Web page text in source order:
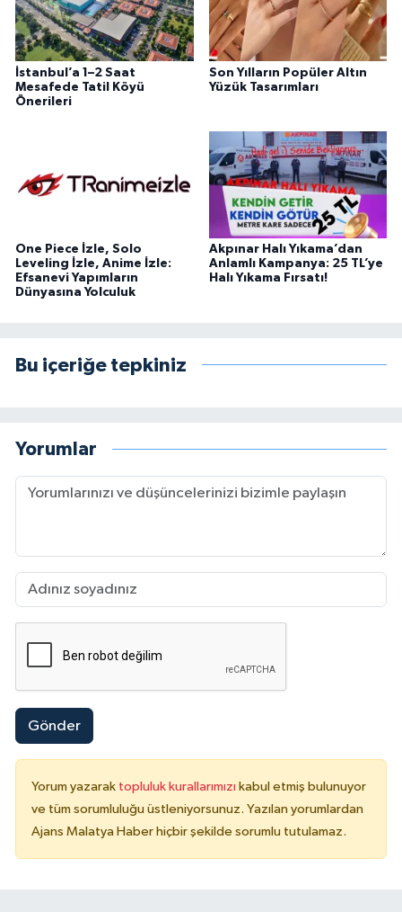
İstanbul’a 1–2 Saat
Mesafede Tatil Köyü
Önerileri
Son Yılların Popüler Altın
Yüzük Tasarımları
One Piece İzle, Solo
Leveling İzle, Anime İzle:
Efsanevi Yapımların
Dünyasına Yolculuk
Akpınar Halı Yıkama’dan
Anlamlı Kampanya: 25 TL’ye
Halı Yıkama Fırsatı!
Bu içeriğe tepkiniz
Yorumlar
Gönder
Yorum yazarak topluluk kurallarımızı kabul etmiş bulunuyor
ve tüm sorumluluğu üstleniyorsunuz. Yazılan yorumlardan
Ajans Malatya Haber hiçbir şekilde sorumlu tutulamaz.